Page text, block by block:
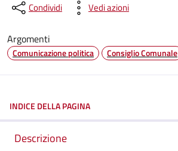
Condividi Vedi azioni
Argomenti
Comunicazione politica Consiglio Comunale
INDICE DELLA PAGINA
Descrizione